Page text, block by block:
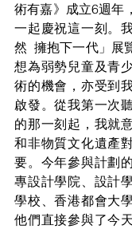
術有嘉》成立6週年
一起慶祝這一刻。
然  擁抱下一代」
想為弱勢兒童及青
術的機會，亦受到
啟發。從我第一次
的那一刻起，我就
和非物質文化遺產
要。今年參與計劃
專設計學院、設計
學校、香港都會大
他們直接參與了今